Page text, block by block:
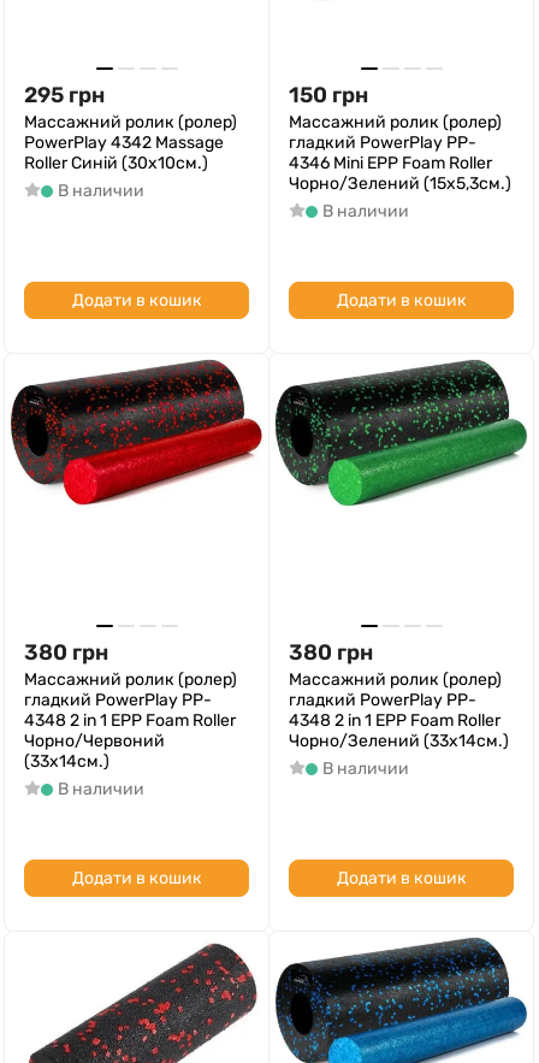
295 грн
Массажний ролик (ролер)
PowerPlay 4342 Massage
Roller Синій (30x10см.)
В наличии
Додати в кошик
150 грн
Массажний ролик (ролер)
гладкий PowerPlay PP-
4346 Mini EPP Foam Roller
Чорно/Зелений (15x5,3см.)
В наличии
Додати в кошик
380 грн
Массажний ролик (ролер)
гладкий PowerPlay PP-
4348 2 in 1 EPP Foam Roller
Чорно/Червоний
(33x14см.)
В наличии
Додати в кошик
380 грн
Массажний ролик (ролер)
гладкий PowerPlay PP-
4348 2 in 1 EPP Foam Roller
Чорно/Зелений (33x14см.)
В наличии
Додати в кошик